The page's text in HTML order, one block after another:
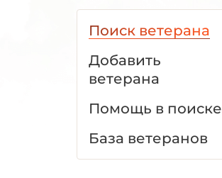
Поиск ветерана
Добавить
ветерана
Помощь в поиске
База ветеранов